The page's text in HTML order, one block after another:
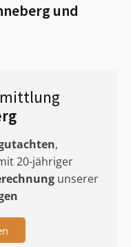
und
,
20-jähriger
unserer